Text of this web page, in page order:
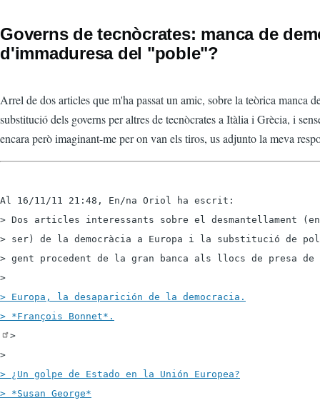
Governs de tecnòcrates: manca de
d'immaduresa del "poble"?
Arrel de dos articles que m'ha passat un amic, sobre la teòrica manca
substitució dels governs per altres de tecnòcrates a Itàlia i Grècia, i
encara però imaginant-me per on van els tiros, us adjunto la meva
Al 16/11/11 21:48, En/na Oriol ha escrit:
> Dos articles interessants sobre el desmantellament
> ser) de la democràcia a Europa i la substitució de
> gent procedent de la gran banca als llocs de presa de
> Europa, la desaparición de la democracia.
>
> ¿Un golpe de Estado en la Unión Europea?